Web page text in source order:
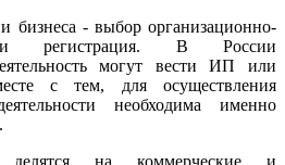
бизнеса - выбор организационно-
регистрация. В России
могут вести ИП или
с тем, для осуществления
необходима именно
на коммерческие и